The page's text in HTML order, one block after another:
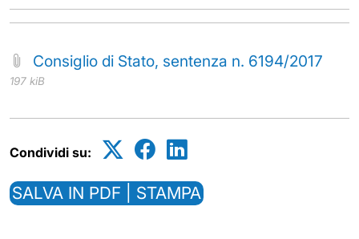
Consiglio di Stato, sentenza n. 6194/2017
197 kiB
Condividi su:
SALVA IN PDF | STAMPA